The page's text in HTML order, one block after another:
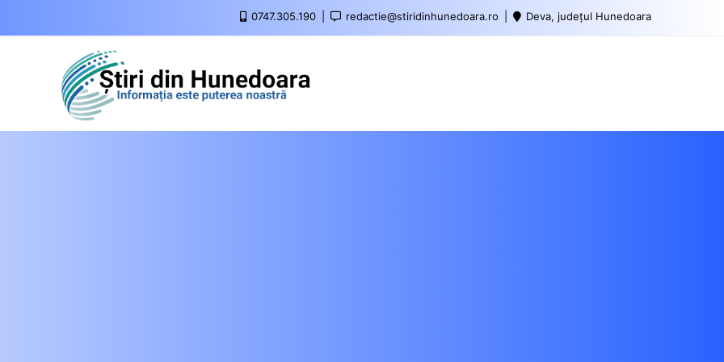
0747.305.190 redactie@stiridinhunedoara.ro Deva, județul Hunedoara